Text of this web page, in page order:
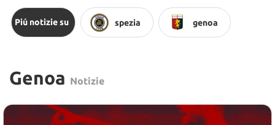
Piú notizie su spezia genoa
Genoa Notizie